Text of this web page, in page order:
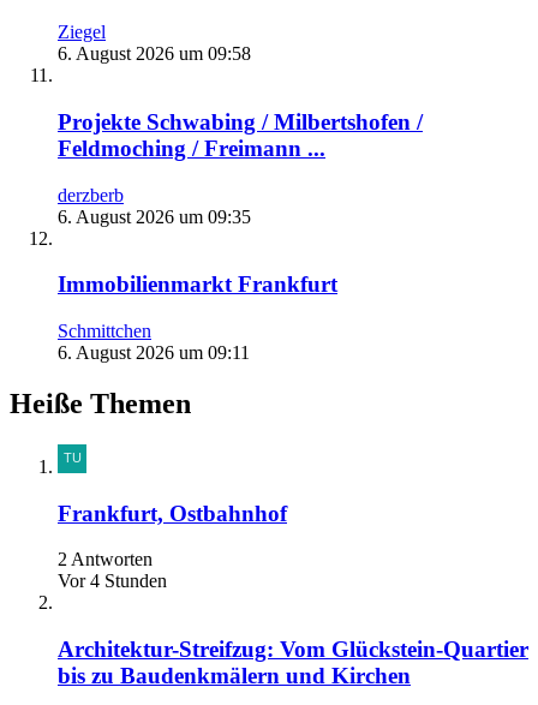
Ziegel
6. August 2026 um 09:58
Projekte Schwabing / Milbertshofen /
Feldmoching / Freimann ...
derzberb
6. August 2026 um 09:35
Immobilienmarkt Frankfurt
Schmittchen
6. August 2026 um 09:11
Heiße Themen
Frankfurt, Ostbahnhof
2 Antworten
Vor 4 Stunden
Architektur-Streifzug: Vom Glückstein-Quartier
bis zu Baudenkmälern und Kirchen